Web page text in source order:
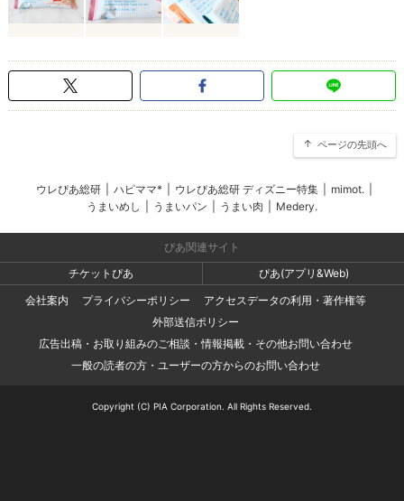
ページの先頭へ
ウレぴあ総研 ハピママ* ウレぴあ総研 ディズニー特集 mimot.
うまいめし
うまいパン うまい肉 Medery.
ぴあ関連サイト
チケットぴあ
ぴあ(アプリ&Web)
会社案内
プライバシーポリシー
アクセスデータの利用・著作権等
外部送信ポリシー
広告出稿・お取り組みのご相談・情報掲載・その他お問い合わせ
一般の読者の方・ユーザーの方からのお問い合わせ
Copyright (C) PIA Corporation. All Rights Reserved.